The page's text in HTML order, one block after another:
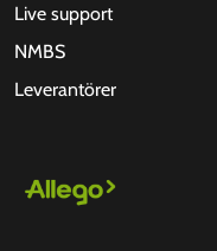
Live support
NMBS
Leverantörer